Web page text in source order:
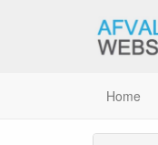
Home